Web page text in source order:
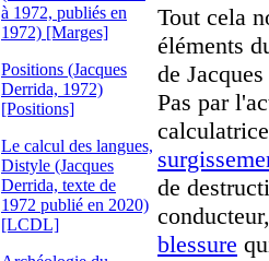
à 1972, publiés en
1972) [Marges]
Positions (Jacques
Derrida, 1972)
[Positions]
Le calcul des langues,
Distyle (Jacques
Derrida, texte de
1972 publié en 2020)
[LCDL]
Tout cela
éléments
de
Pas par
de
blessure